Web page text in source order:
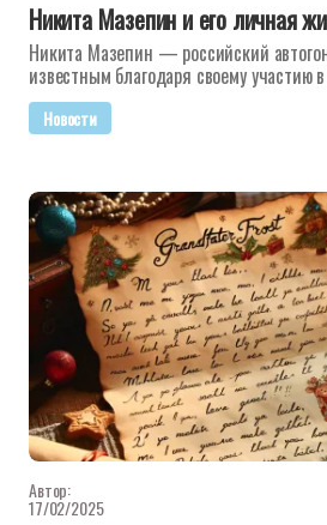
Никита Мазепин и его личная
Никита Мазепин — российский
известным благодаря своему участию
Новости
Автор:
17/02/2025